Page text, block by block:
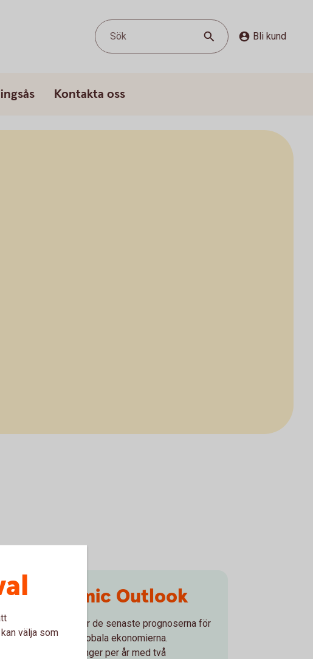
Sök Bli kund
Kontakta oss
Economic Outlook
presenterar de senaste prognoserna för
och de viktigaste globala ekonomierna.
utkommer två gånger per år med två
välja som